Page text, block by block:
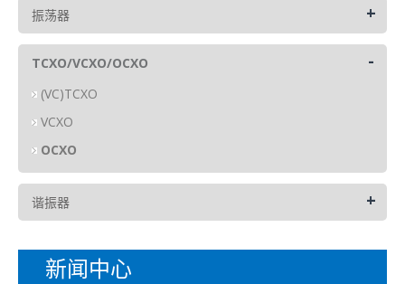
振荡器 +
TCXO/VCXO/OCXO -
(VC)TCXO
VCXO
OCXO
谐振器 +
新闻中心